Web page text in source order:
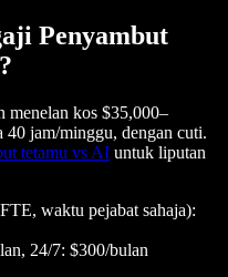
Penyambut
menelan kos $35,000–
40 jam/minggu, dengan cuti.
tetamu vs AI untuk liputan
waktu pejabat sahaja):
24/7: $300/bulan